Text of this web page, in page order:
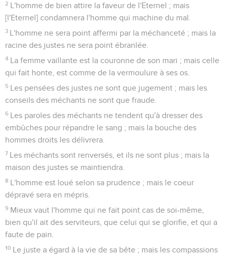
2 L'homme de bien attire la faveur de l'Eternel ; mais
[l'Eternel] condamnera l'homme qui machine du mal.
3 L'homme ne sera point affermi par la méchanceté ; mais la
racine des justes ne sera point ébranlée.
4 La femme vaillante est la couronne de son mari ; mais celle
qui fait honte, est comme de la vermoulure à ses os.
5 Les pensées des justes ne sont que jugement ; mais les
conseils des méchants ne sont que fraude.
6 Les paroles des méchants ne tendent qu'à dresser des
embûches pour répandre le sang ; mais la bouche des
hommes droits les délivrera.
7 Les méchants sont renversés, et ils ne sont plus ; mais la
maison des justes se maintiendra.
8 L'homme est loué selon sa prudence ; mais le coeur
dépravé sera en mépris.
9 Mieux vaut l'homme qui ne fait point cas de soi-même,
bien qu'il ait des serviteurs, que celui qui se glorifie, et qui a
faute de pain.
10 Le juste a égard à la vie de sa bête ; mais les compassions